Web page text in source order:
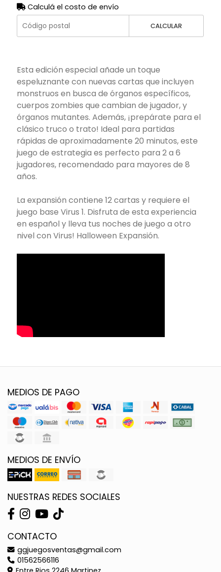
Calculá el costo de envío
CALCULAR
Esta edición especial añade un toque
espeluznante con nuevas cartas que incluyen
monstruos en busca de órganos específicos,
cuerpos zombies que cambian de jugador, y
órganos mutantes. Además, ¡prepárate para el
clásico truco o trato! Ideal para partidas
rápidas de aproximadamente 20 minutos, este
juego de estrategia es perfecto para 2 a 6
jugadores, recomendado para mayores de 8
años.
La expansión contiene 12 cartas y requiere el
juego base Virus 1. Disfruta de esta experiencia
en español y lleva tus noches de juego a otro
nivel con Virus! Halloween Expansión.
MEDIOS DE PAGO
MEDIOS DE ENVÍO
NUESTRAS REDES SOCIALES
CONTACTO
ggjuegosventas@gmail.com
01562566116